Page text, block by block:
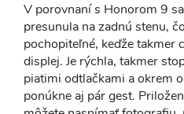
V porovnaní s Honorom 9
presunula na zadnú stenu,
pochopiteľné, keďže takmer
displej. Je rýchla, takmer
piatimi odtlačkami a okrem
ponúkne aj pár gest.